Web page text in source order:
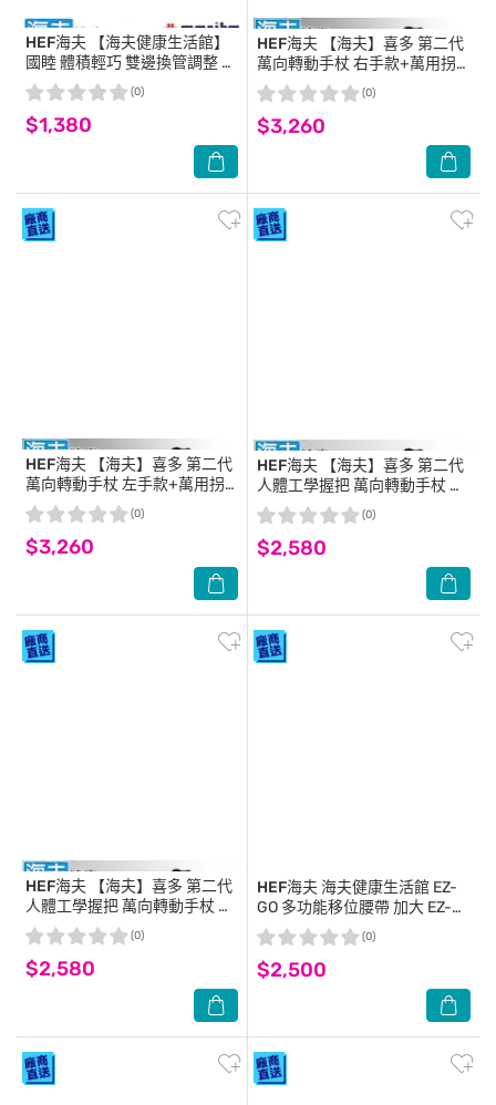
HEF海夫 【海夫健康生活館】
國睦 體積輕巧 雙邊換管調整 口
袋拐 水手藍(W216)
$1,380
(0)
HEF海夫 【海夫】喜多 第二代
萬向轉動手杖 右手款+萬用拐
杖燈(HITO730)
$3,260
(0)
HEF海夫 【海夫】喜多 第二代
萬向轉動手杖 左手款+萬用拐
杖燈(HITO730)
$3,260
(0)
HEF海夫 【海夫】喜多 第二代
人體工學握把 萬向轉動手杖 右
手款(HITO730)
$2,580
(0)
HEF海夫 【海夫】喜多 第二代
人體工學握把 萬向轉動手杖 左
手款(HITO730)
$2,580
(0)
HEF海夫 海夫健康生活館 EZ-
GO 多功能移位腰帶 加大 EZ-
910
$2,500
(0)